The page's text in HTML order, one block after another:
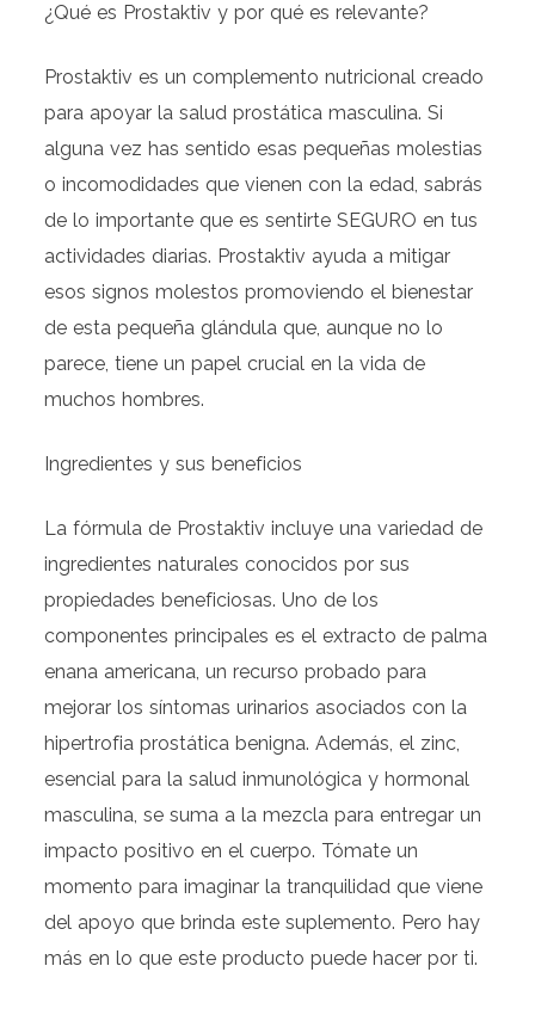
¿Qué es Prostaktiv y por qué es relevante?
Prostaktiv es un complemento nutricional creado
para apoyar la salud prostática masculina. Si
alguna vez has sentido esas pequeñas molestias
o incomodidades que vienen con la edad, sabrás
de lo importante que es sentirte SEGURO en tus
actividades diarias. Prostaktiv ayuda a mitigar
esos signos molestos promoviendo el bienestar
de esta pequeña glándula que, aunque no lo
parece, tiene un papel crucial en la vida de
muchos hombres.
Ingredientes y sus beneficios
La fórmula de Prostaktiv incluye una variedad de
ingredientes naturales conocidos por sus
propiedades beneficiosas. Uno de los
componentes principales es el extracto de palma
enana americana, un recurso probado para
mejorar los síntomas urinarios asociados con la
hipertrofia prostática benigna. Además, el zinc,
esencial para la salud inmunológica y hormonal
masculina, se suma a la mezcla para entregar un
impacto positivo en el cuerpo. Tómate un
momento para imaginar la tranquilidad que viene
del apoyo que brinda este suplemento. Pero hay
más en lo que este producto puede hacer por ti.